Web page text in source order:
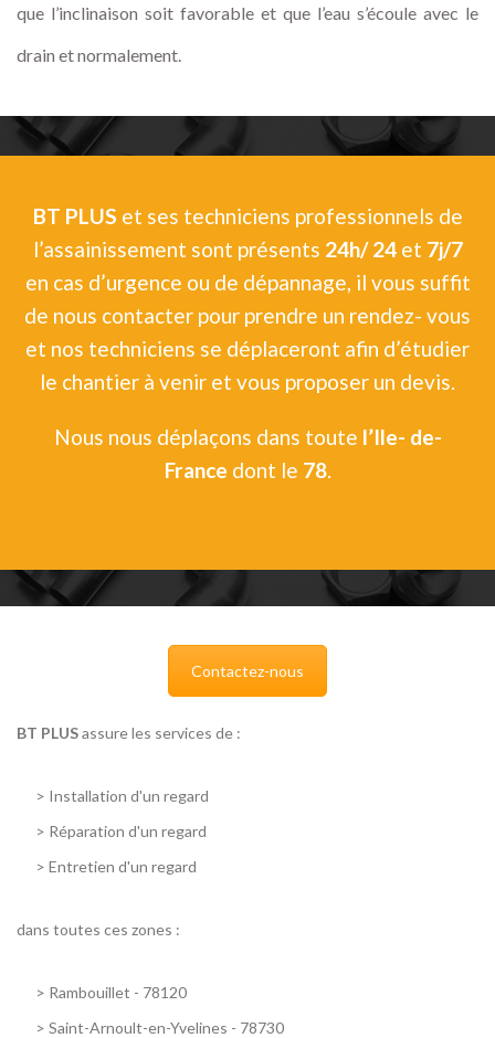
que l’inclinaison soit favorable et que l’eau s’écoule avec le
drain et normalement.
BT PLUS et ses techniciens professionnels de
l’assainissement sont présents 24h/ 24et 7j/7
en cas d’urgence ou de dépannage, il vous suffit
de nous contacter pour prendre un rendez- vous
et nos techniciens se déplaceront afin d’étudier
le chantier à venir et vous proposer un devis.
Nous nous déplaçons dans toute l’Ile- de-
France dont le 78.
Contactez-nous
BT PLUSassure les services de :
> Installation d'un regard
> Réparation d'un regard
> Entretien d'un regard
dans toutes ces zones :
> Rambouillet - 78120
> Saint-Arnoult-en-Yvelines - 78730